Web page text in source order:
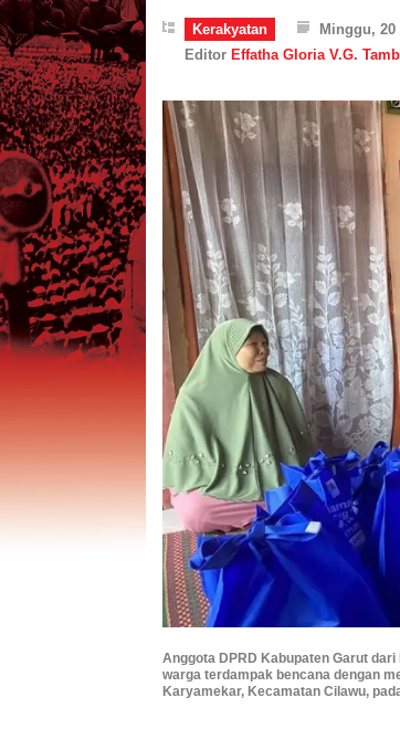
Kerakyatan Minggu, 20
Editor Effatha Gloria V.G.
Anggota DPRD Kabupaten Garut
warga terdampak bencana dengan
Karyamekar, Kecamatan Cilawu,